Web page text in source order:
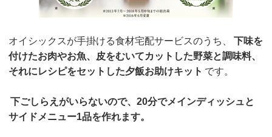
オイシックスが手掛ける食材宅配サービスのうち、
下味を
付けたお肉やお魚、皮をむいてカットした野菜と調味料、
それにレシピをセットした夕飯お助けキット です。
下ごしらえがいらないので、20分でメインディッシュと
サイドメニュー1品を作れます。